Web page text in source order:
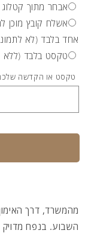
אבחר מתוך קטלוג
אשלח קובץ מוכן
אחד בלבד (לא
טקסט בלבד (ללא
טקסט או הקדשה שלכם
מהמשרד, דרך
השבוע.בנפח